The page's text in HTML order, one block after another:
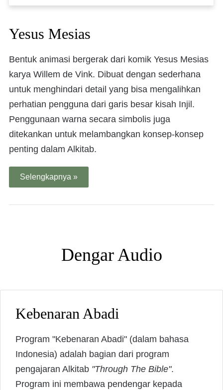
Yesus Mesias
Bentuk animasi bergerak dari komik Yesus Mesias
karya Willem de Vink. Dibuat dengan sederhana
untuk menghindari detail yang bisa mengalihkan
perhatian pengguna dari garis besar kisah Injil.
Penggunaan warna secara simbolis juga
ditekankan untuk melambangkan konsep-konsep
penting dalam Alkitab.
Selengkapnya »
Dengar Audio
Kebenaran Abadi
Program "Kebenaran Abadi" (dalam bahasa
Indonesia) adalah bagian dari program
pengajaran Alkitab "Through The Bible".
Program ini membawa pendengar kepada